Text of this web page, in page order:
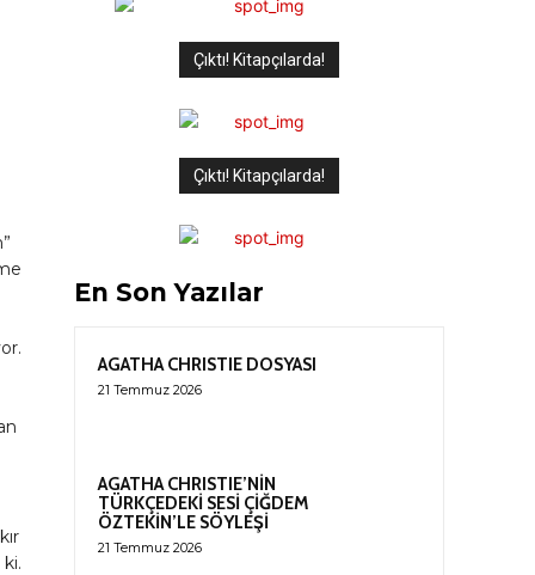
Çıktı! Kitapçılarda!
Çıktı! Kitapçılarda!
En Son Yazılar
AGATHA CHRISTIE DOSYASI
21 Temmuz 2026
AGATHA CHRISTIE’NİN
TÜRKÇEDEKİ SESİ ÇİĞDEM
ÖZTEKİN’LE SÖYLEŞİ
21 Temmuz 2026